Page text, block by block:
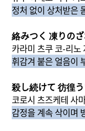
정처 없이 상처받은
絡みつく 凍りの
카라미 츠쿠 코-리노
휘감겨 붙은 얼음이
殺し続けて 彷徨
코로시 츠즈케테 사
감정을 계속 삭이며